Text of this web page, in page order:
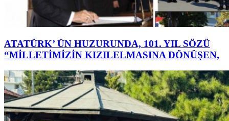
ATATÜRK’ ÜN HUZURUNDA, 101. YIL SÖZÜ
“MİLLETİMİZİN KIZILELMASINA DÖNÜŞEN,